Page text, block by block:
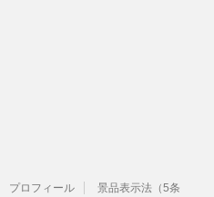
プロフィール
景品表示法（5条